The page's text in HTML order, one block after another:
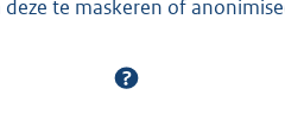
deze te maskeren of